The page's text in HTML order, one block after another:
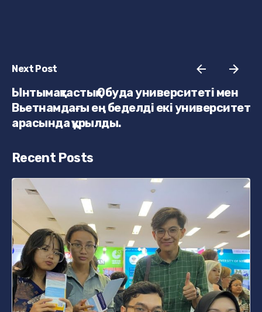
Next Post
Ынтымақтастық Обуда университеті мен
Вьетнамдағы ең беделді екі университет
арасында құрылды.
Recent Posts